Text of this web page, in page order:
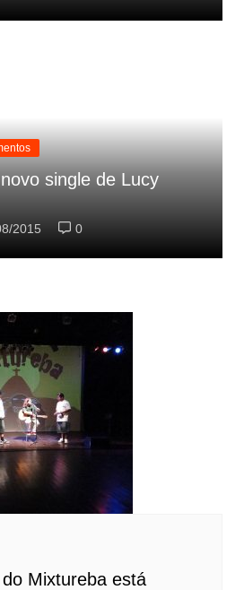
single de Lucy
2015 0
Mixtureba está